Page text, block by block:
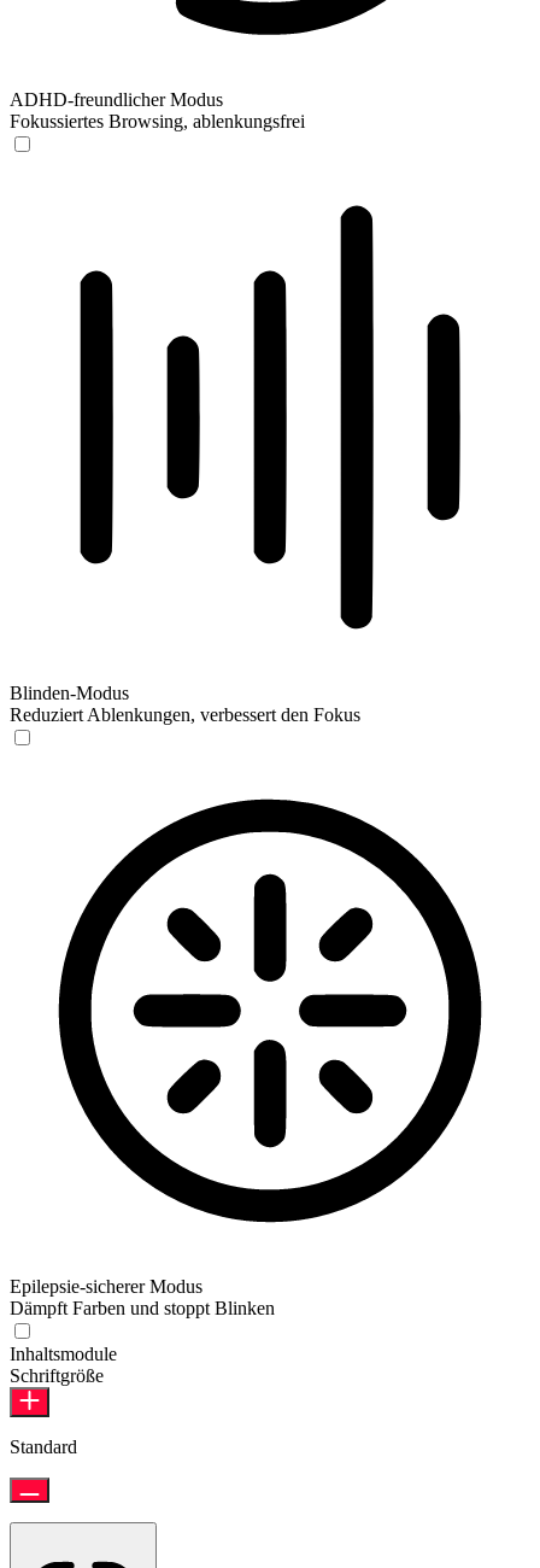
ADHD-freundlicher Modus
Fokussiertes Browsing, ablenkungsfrei
Blinden-Modus
Reduziert Ablenkungen, verbessert den Fokus
Epilepsie-sicherer Modus
Dämpft Farben und stoppt Blinken
Inhaltsmodule
Schriftgröße
Standard